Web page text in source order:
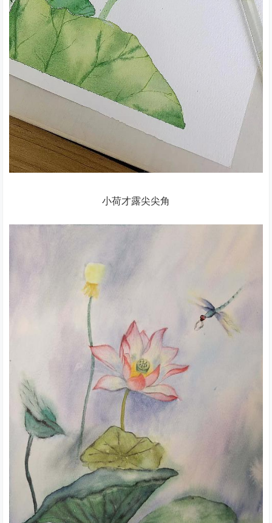
小荷才露尖尖角